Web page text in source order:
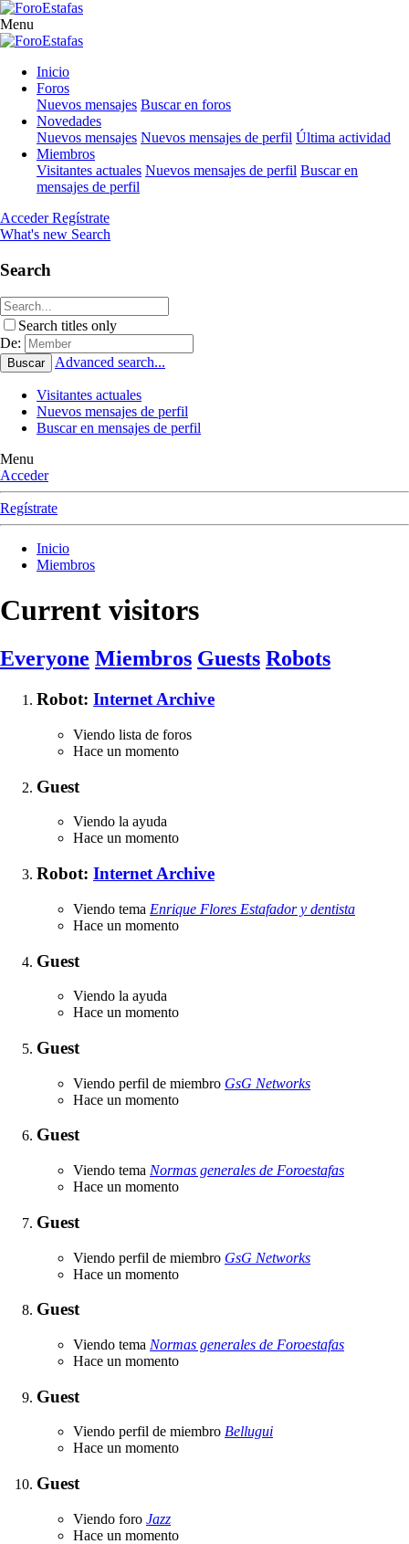
Menu
Inicio
Foros
Nuevos mensajes Buscar en foros
Novedades
Nuevos mensajes Nuevos mensajes de perfil Última actividad
Miembros
Visitantes actuales Nuevos mensajes de perfil Buscar en
mensajes de perfil
Acceder Regístrate
What's new Search
Search
Search titles only
De:
Buscar Advanced search...
Visitantes actuales
Nuevos mensajes de perfil
Buscar en mensajes de perfil
Menu
Acceder
Regístrate
Inicio
Miembros
Current visitors
Everyone Miembros Guests Robots
Robot: Internet Archive
Viendo lista de foros
Hace un momento
Guest
Viendo la ayuda
Hace un momento
Robot: Internet Archive
Viendo tema Enrique Flores Estafador y dentista
Hace un momento
Guest
Viendo la ayuda
Hace un momento
Guest
Viendo perfil de miembro GsG Networks
Hace un momento
Guest
Viendo tema Normas generales de Foroestafas
Hace un momento
Guest
Viendo perfil de miembro GsG Networks
Hace un momento
Guest
Viendo tema Normas generales de Foroestafas
Hace un momento
Guest
Viendo perfil de miembro Bellugui
Hace un momento
Guest
Viendo foro Jazz
Hace un momento